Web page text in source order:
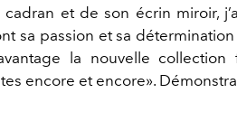
et de son écrin miroir,
sa passion et sa
la nouvelle collection
encore et encore».